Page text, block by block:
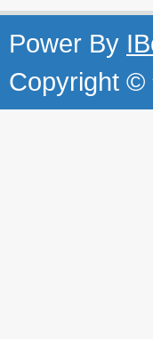
Power By
Copyright ©